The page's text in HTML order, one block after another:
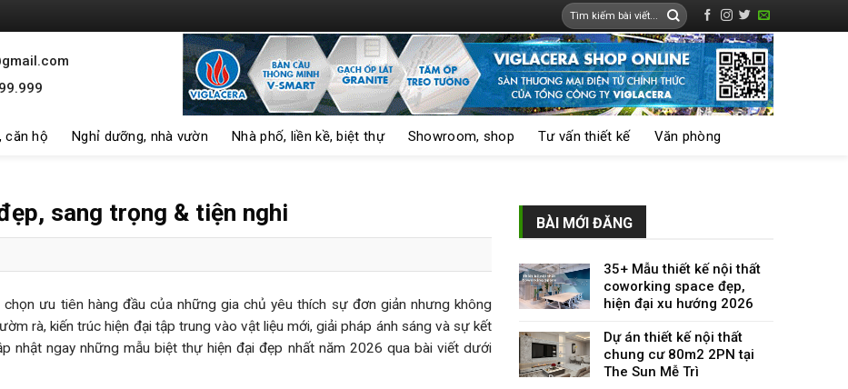
căn hộ Nghỉ dưỡng, nhà vườn Nhà phố, liền kề, biệt thự Showroom, shop Tư vấn thiết kế Văn phòng
sang trọng & tiện nghi
ưu tiên hàng đầu của những gia chủ yêu thích sự đơn giản nhưng không
rà, kiến trúc hiện đại tập trung vào vật liệu mới, giải pháp ánh sáng và sự kết
nhật ngay những mẫu biệt thự hiện đại đẹp nhất năm 2026 qua bài viết dưới
BÀI MỚI ĐĂNG
35+ Mẫu thiết kế nội thất
coworking space đẹp,
hiện đại xu hướng 2026
Dự án thiết kế nội thất
chung cư 80m2 2PN tại
The Sun Mễ Trì